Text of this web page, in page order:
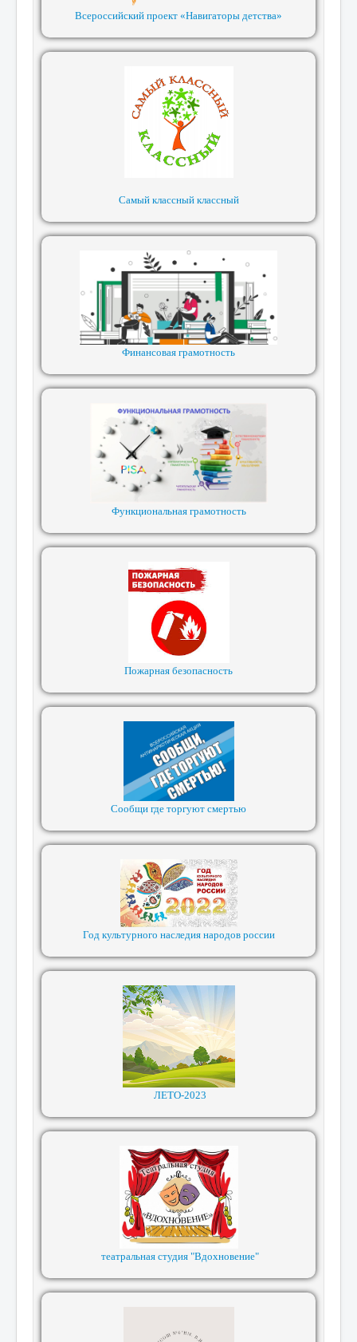
Всероссийский проект «Навигаторы детства»
Самый классный классный
Финансовая грамотность
Функциональная грамотность
Пожарная безопасность
Сообщи где торгуют смертью
Год культурного наследия народов россии
ЛЕТО-2023
театральная студия "Вдохновение"